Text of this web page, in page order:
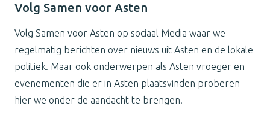
Volg Samen voor Asten
Volg Samen voor Asten op sociaal Media waar we
regelmatig berichten over nieuws uit Asten en de lokale
politiek. Maar ook onderwerpen als Asten vroeger en
evenementen die er in Asten plaatsvinden proberen
hier we onder de aandacht te brengen.